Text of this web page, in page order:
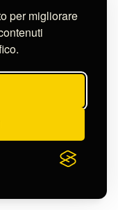
per migliorare